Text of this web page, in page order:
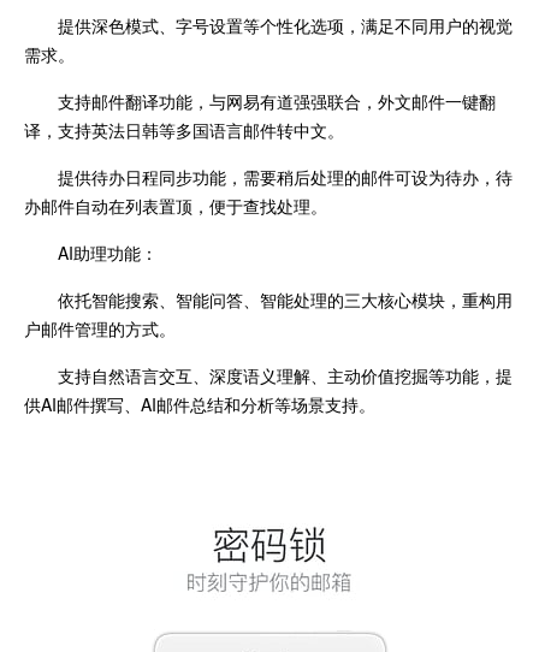
提供深色模式、字号设置等个性化选项，满足不同用户的视觉
需求。
支持邮件翻译功能，与网易有道强强联合，外文邮件一键翻
译，支持英法日韩等多国语言邮件转中文。
提供待办日程同步功能，需要稍后处理的邮件可设为待办，待
办邮件自动在列表置顶，便于查找处理。
AI助理功能：
依托智能搜索、智能问答、智能处理的三大核心模块，重构用
户邮件管理的方式。
支持自然语言交互、深度语义理解、主动价值挖掘等功能，提
供AI邮件撰写、AI邮件总结和分析等场景支持。